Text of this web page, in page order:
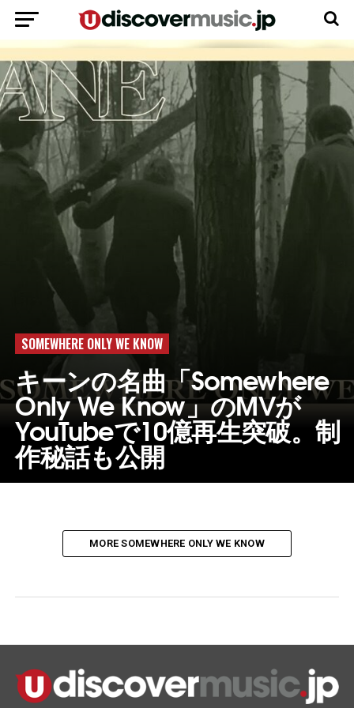
SOMEWHERE ONLY WE KNOW
キーンの名曲「Somewhere
Only We Know」のMVが
YouTubeで10億再生突破。制
作秘話も公開
MORE SOMEWHERE ONLY WE KNOW